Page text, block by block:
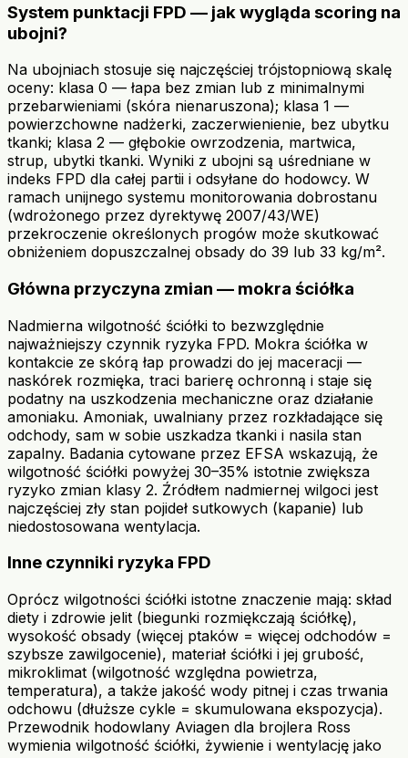
System punktacji FPD — jak wygląda scoring na
ubojni?
Na ubojniach stosuje się najczęściej trójstopniową skalę
oceny: klasa 0 — łapa bez zmian lub z minimalnymi
przebarwieniami (skóra nienaruszona); klasa 1 —
powierzchowne nadżerki, zaczerwienienie, bez ubytku
tkanki; klasa 2 — głębokie owrzodzenia, martwica,
strup, ubytki tkanki. Wyniki z ubojni są uśredniane w
indeks FPD dla całej partii i odsyłane do hodowcy. W
ramach unijnego systemu monitorowania dobrostanu
(wdrożonego przez dyrektywę 2007/43/WE)
przekroczenie określonych progów może skutkować
obniżeniem dopuszczalnej obsady do 39 lub 33 kg/m².
Główna przyczyna zmian — mokra ściółka
Nadmierna wilgotność ściółki to bezwzględnie
najważniejszy czynnik ryzyka FPD. Mokra ściółka w
kontakcie ze skórą łap prowadzi do jej maceracji —
naskórek rozmięka, traci barierę ochronną i staje się
podatny na uszkodzenia mechaniczne oraz działanie
amoniaku. Amoniak, uwalniany przez rozkładające się
odchody, sam w sobie uszkadza tkanki i nasila stan
zapalny. Badania cytowane przez EFSA wskazują, że
wilgotność ściółki powyżej 30–35% istotnie zwiększa
ryzyko zmian klasy 2. Źródłem nadmiernej wilgoci jest
najczęściej zły stan pojideł sutkowych (kapanie) lub
niedostosowana wentylacja.
Inne czynniki ryzyka FPD
Oprócz wilgotności ściółki istotne znaczenie mają: skład
diety i zdrowie jelit (biegunki rozmiękczają ściółkę),
wysokość obsady (więcej ptaków = więcej odchodów =
szybsze zawilgocenie), materiał ściółki i jej grubość,
mikroklimat (wilgotność względna powietrza,
temperatura), a także jakość wody pitnej i czas trwania
odchowu (dłuższe cykle = skumulowana ekspozycja).
Przewodnik hodowlany Aviagen dla brojlera Ross
wymienia wilgotność ściółki, żywienie i wentylację jako